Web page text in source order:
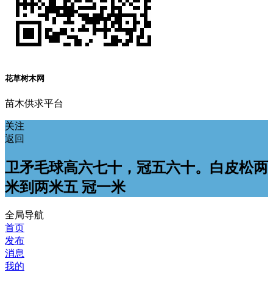
花草树木网
苗木供求平台
关注
返回
卫矛毛球高六七十，冠五六十。白皮松两
米到两米五 冠一米
全局导航
首页
发布
消息
我的